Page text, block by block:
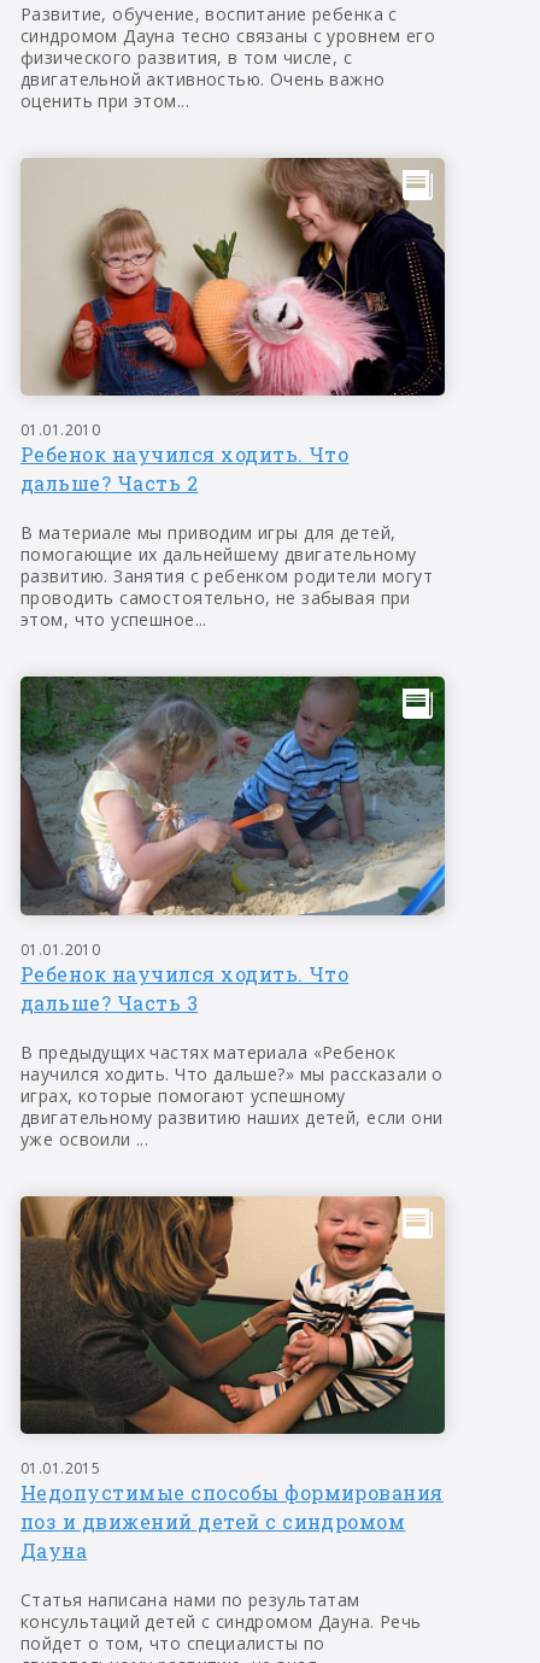
Развитие, обучение, воспитание ребенка с
синдромом Дауна тесно связаны с уровнем его
физического развития, в том числе, с
двигательной активностью. Очень важно
оценить при этом...
01.01.2010
Ребенок научился ходить. Что
дальше? Часть 2
В материале мы приводим игры для детей,
помогающие их дальнейшему двигательному
развитию. Занятия с ребенком родители могут
проводить самостоятельно, не забывая при
этом, что успешное...
01.01.2010
Ребенок научился ходить. Что
дальше? Часть 3
В предыдущих частях материала «Ребенок
научился ходить. Что дальше?» мы рассказали о
играх, которые помогают успешному
двигательному развитию наших детей, если они
уже освоили ...
01.01.2015
Недопустимые способы формирования
поз и движений детей с синдромом
Дауна
Статья написана нами по результатам
консультаций детей с синдромом Дауна. Речь
пойдет о том, что специалисты по